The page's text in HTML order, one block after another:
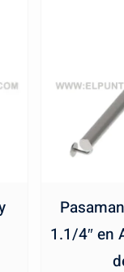
1.1/4″ en